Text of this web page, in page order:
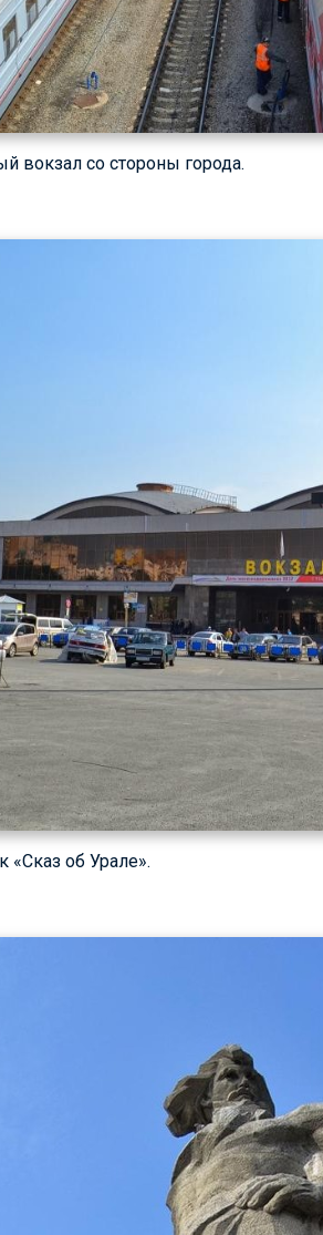
вокзал со стороны города.
«Сказ об Урале».